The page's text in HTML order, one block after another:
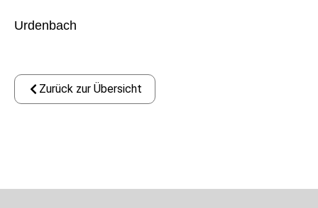
Urdenbach
Zurück zur Übersicht